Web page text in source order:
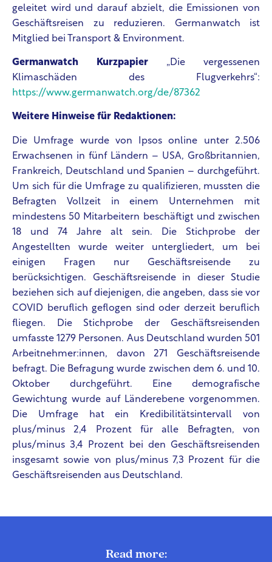
geleitet wird und darauf abzielt, die Emissionen von
Geschäftsreisen zu reduzieren. Germanwatch ist
Mitglied bei Transport & Environment.
Germanwatch Kurzpapier „Die vergessenen
Klimaschäden des Flugverkehrs“:
https://www.germanwatch.org/de/87362
Weitere Hinweise für Redaktionen:
Die Umfrage wurde von Ipsos online unter 2.506
Erwachsenen in fünf Ländern – USA, Großbritannien,
Frankreich, Deutschland und Spanien – durchgeführt.
Um sich für die Umfrage zu qualifizieren, mussten die
Befragten Vollzeit in einem Unternehmen mit
mindestens 50 Mitarbeitern beschäftigt und zwischen
18 und 74 Jahre alt sein. Die Stichprobe der
Angestellten wurde weiter untergliedert, um bei
einigen Fragen nur Geschäftsreisende zu
berücksichtigen. Geschäftsreisende in dieser Studie
beziehen sich auf diejenigen, die angeben, dass sie vor
COVID beruflich geflogen sind oder derzeit beruflich
fliegen. Die Stichprobe der Geschäftsreisenden
umfasste 1279 Personen. Aus Deutschland wurden 501
Arbeitnehmer:innen, davon 271 Geschäftsreisende
befragt. Die Befragung wurde zwischen dem 6. und 10.
Oktober durchgeführt. Eine demografische
Gewichtung wurde auf Länderebene vorgenommen.
Die Umfrage hat ein Kredibilitätsintervall von
plus/minus 2,4 Prozent für alle Befragten, von
plus/minus 3,4 Prozent bei den Geschäftsreisenden
insgesamt sowie von plus/minus 7,3 Prozent für die
Geschäftsreisenden aus Deutschland.
Read more: